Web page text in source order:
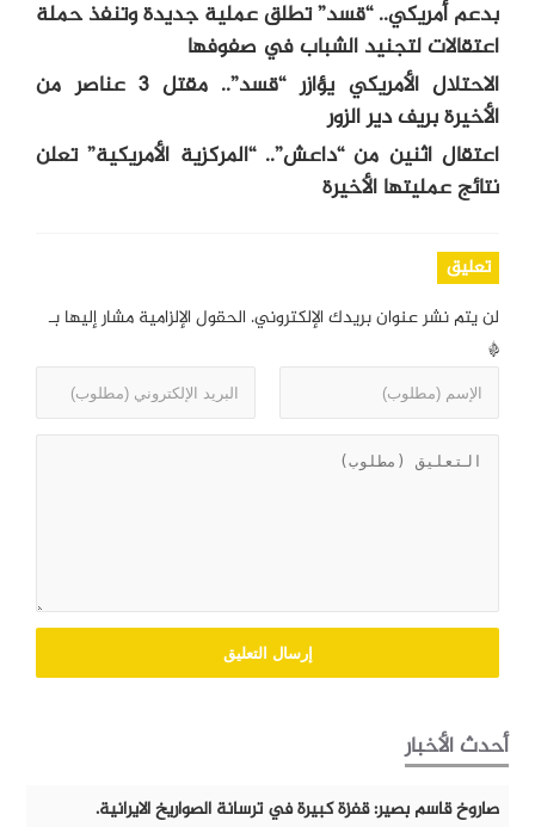
بدعم أمريكي.. “قسد” تطلق عملية جديدة وتنفذ حملة
اعتقالات لتجنيد الشباب في صفوفها
الاحتلال الأمريكي يؤازر “قسد”.. مقتل 3 عناصر من
الأخيرة بريف دير الزور
اعتقال اثنين من “داعش”.. “المركزية الأمريكية” تعلن
نتائج عمليتها الأخيرة
تعليق
لن يتم نشر عنوان بريدك الإلكتروني. الحقول الإلزامية مشار إليها بـ
*
أحدث الأخبار
صاروخ قاسم بصير: قفزة كبيرة في ترسانة الصواريخ الايرانية.